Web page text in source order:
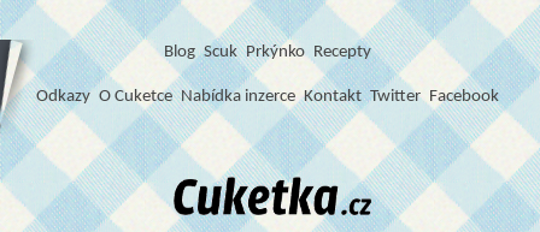
Blog Scuk Prkýnko Recepty
Odkazy O Cuketce Nabídka inzerce Kontakt Twitter Facebook